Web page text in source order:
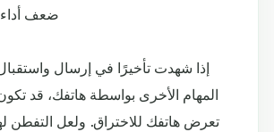
6- ضعف
إذا شهدت تأخيرًا في إرسال
المهام الأخرى بواسطة هاتفك، قد
تعرض هاتفك للاختراق. ولعل التفطن